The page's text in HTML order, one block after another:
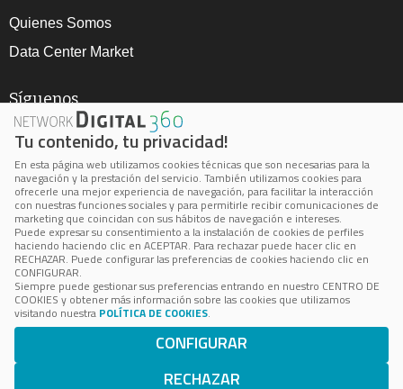
Quienes Somos
Data Center Market
Síguenos
Aviso Legal
Política de privacidad
Política de cookie
Cookie Center
BPS está inscrita en el Registro Mercantil de Madrid, Volumen
Número de Identificación Fiscal: B-85062503 © 2023 BPS
Tu contenido, tu privacidad!
En esta página web utilizamos cookies técnicas que son necesarias para la
navegación y la prestación del servicio. También utilizamos cookies para
ofrecerle una mejor experiencia de navegación, para facilitar la interacción
con nuestras funciones sociales y para permitirle recibir comunicaciones de
marketing que coincidan con sus hábitos de navegación e intereses.
Puede expresar su consentimiento a la instalación de cookies de perfiles
haciendo haciendo clic en ACEPTAR. Para rechazar puede hacer clic en
RECHAZAR. Puede configurar las preferencias de cookies haciendo clic en
CONFIGURAR.
Siempre puede gestionar sus preferencias entrando en nuestro CENTRO DE
COOKIES y obtener más información sobre las cookies que utilizamos
visitando nuestra POLÍTICA DE COOKIES.
CONFIGURAR
RECHAZAR